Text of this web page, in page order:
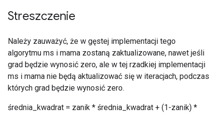
Streszczenie
Należy zauważyć, że w gęstej implementacji tego
algorytmu ms i mama zostaną zaktualizowane, nawet jeśli
grad będzie wynosić zero, ale w tej rzadkiej implementacji
ms i mama nie będą aktualizować się w iteracjach, podczas
których grad będzie wynosić zero.
średnia_kwadrat = zanik * średnia_kwadrat + (1-zanik) *